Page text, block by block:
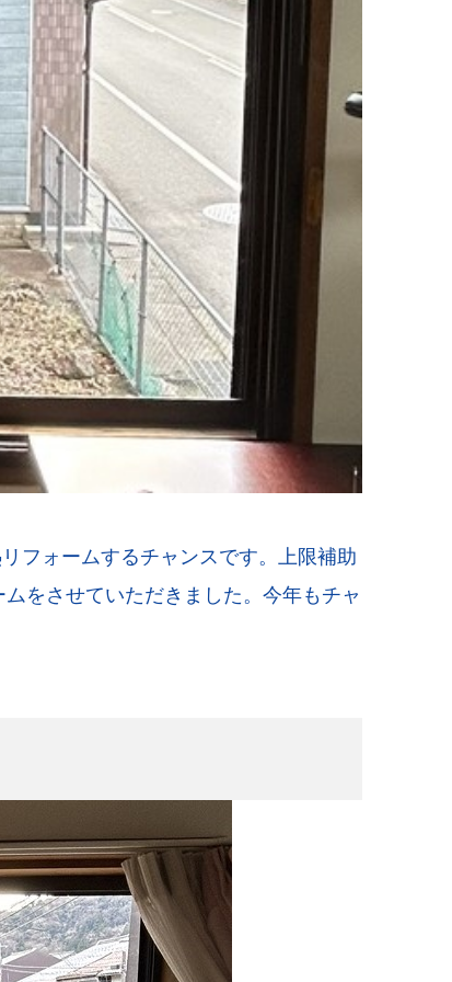
フォームするチャンスです。上限補助
をさせていただきました。今年もチャ